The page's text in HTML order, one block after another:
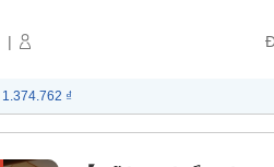
|
1.374.762 ₫